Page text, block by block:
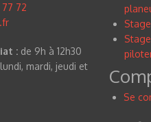
72
: de 9h à 12h30
mardi, jeudi et
Se